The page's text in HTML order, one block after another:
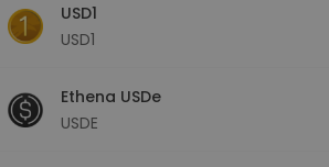
USD1
USD1
Ethena USDe
USDE